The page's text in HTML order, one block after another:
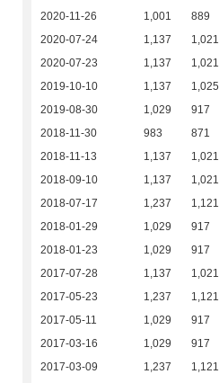
2020-11-26
1,001 889
2020-07-24
1,137 1,021
2020-07-23
1,137 1,021
2019-10-10
1,137 1,025
2019-08-30
1,029 917
2018-11-30
983 871
2018-11-13
1,137 1,021
2018-09-10
1,137 1,021
2018-07-17
1,237 1,121
2018-01-29
1,029 917
2018-01-23
1,029 917
2017-07-28
1,137 1,021
2017-05-23
1,237 1,121
2017-05-11
1,029 917
2017-03-16
1,029 917
2017-03-09
1,237 1,121